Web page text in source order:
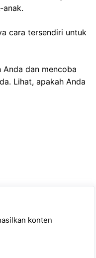
anak.
cara tersendiri untuk
dan mencoba
Lihat, apakah Anda
konten